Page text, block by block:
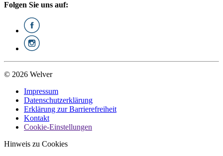
Folgen Sie uns auf:
© 2026 Welver
Impressum
Datenschutzerklärung
Erklärung zur Barrierefreiheit
Kontakt
Cookie-Einstellungen
Hinweis zu Cookies